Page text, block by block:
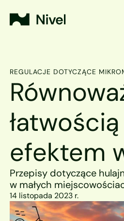
REGULACJE DOTYCZĄCE
efektem
Przepisy dotyczące
w małych
14 listopada 2023 r.